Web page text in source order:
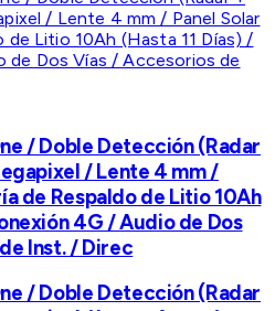
/ Doble Detección (Radar
/ Lente 4 mm /
de Respaldo de Litio 10Ah
4G / Audio de Dos
Inst. / Direc
/ Doble Detección (Radar